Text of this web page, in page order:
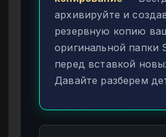
архивируйте и
резервную копию
оригинальной папки
перед вставкой
Давайте разберем